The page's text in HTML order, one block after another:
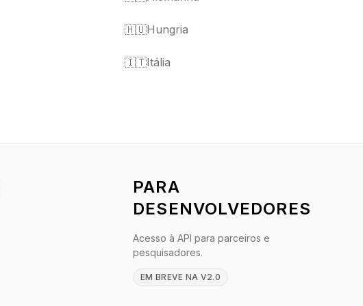
🇭🇺Hungria
🇮🇹Itália
PARA
DESENVOLVEDORES
Acesso à API para parceiros e
pesquisadores.
EM BREVE NA V2.0